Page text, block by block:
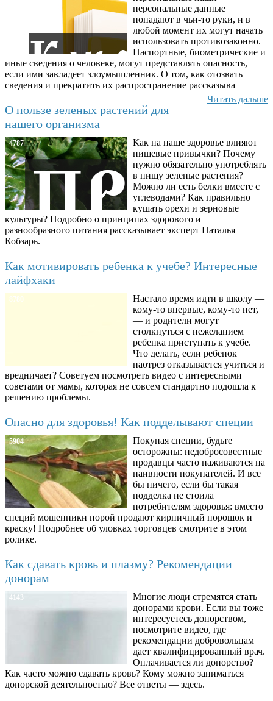
персональные данные
попадают в чьи-то руки, и в
любой момент их могут начать
использовать противозаконно.
Паспортные, биометрические и
иные сведения о человеке, могут представлять опасность,
если ими завладеет злоумышленник. О том, как отозвать
сведения и прекратить их распространение рассказыва
Читать дальше
О пользе зеленых растений для
нашего организма
4787
Как на наше здоровье влияют
пищевые привычки? Почему
нужно обязательно употреблять
в пищу зеленые растения?
Можно ли есть белки вместе с
углеводами? Как правильно
кушать орехи и зерновые
культуры? Подробно о принципах здорового и
разнообразного питания рассказывает эксперт Наталья
Кобзарь.
Как мотивировать ребенка к учебе? Интересные
лайфхаки
8780
Настало время идти в школу —
кому-то впервые, кому-то нет,
— и родители могут
столкнуться с нежеланием
ребенка приступать к учебе.
Что делать, если ребенок
наотрез отказывается учиться и
вредничает? Советуем посмотреть видео с интересными
советами от мамы, которая не совсем стандартно подошла к
решению проблемы.
Опасно для здоровья! Как подделывают специи
5904
Покупая специи, будьте
осторожны: недобросовестные
продавцы часто наживаются на
наивности покупателей. И все
бы ничего, если бы такая
подделка не стоила
потребителям здоровья: вместо
специй мошенники порой продают кирпичный порошок и
краску! Подробнее об уловках торговцев смотрите в этом
ролике.
Как сдавать кровь и плазму? Рекомендации
донорам
4143
Многие люди стремятся стать
донорами крови. Если вы тоже
интересуетесь донорством,
посмотрите видео, где
рекомендации добровольцам
дает квалифицированный врач.
Оплачивается ли донорство?
Как часто можно сдавать кровь? Кому можно заниматься
донорской деятельностью? Все ответы — здесь.